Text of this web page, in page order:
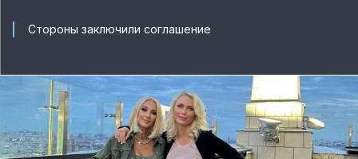
Стороны заключили соглашение